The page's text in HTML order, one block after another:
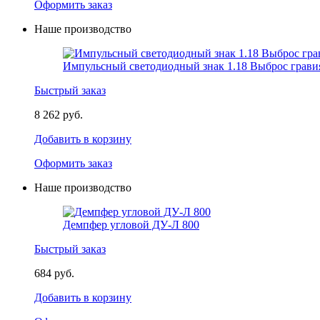
Оформить заказ
Наше производство
Импульсный светодиодный знак 1.18 Выброс
Быстрый заказ
8 262 руб.
Добавить в корзину
Оформить заказ
Наше производство
Демпфер угловой ДУ-Л 800
Быстрый заказ
684 руб.
Добавить в корзину